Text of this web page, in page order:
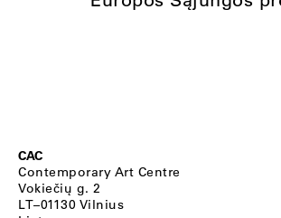
CAC
Contemporary Art Centre
Vokiečių g. 2
LT–01130 Vilnius